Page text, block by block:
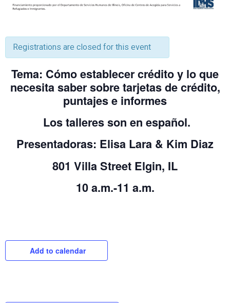
Registrations are closed for this event
Tema: Cómo establecer crédito y lo que
necesita saber sobre tarjetas de crédito,
puntajes e informes
Los talleres son en español.
Presentadoras: Elisa Lara & Kim Diaz
801 Villa Street Elgin, IL
10 a.m.-11 a.m.
Add to calendar